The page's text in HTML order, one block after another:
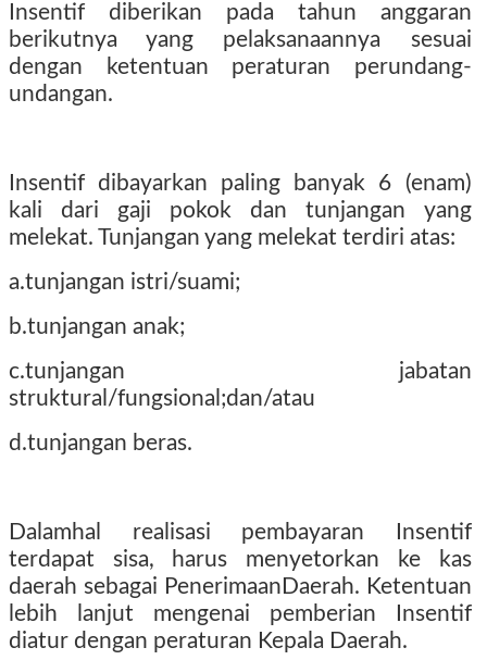
Insentif diberikan pada tahun anggaran
berikutnya yang pelaksanaannya sesuai
dengan ketentuan peraturan perundang-
undangan.
Insentif dibayarkan paling banyak 6 (enam)
kali dari gaji pokok dan tunjangan yang
melekat. Tunjangan yang melekat terdiri atas:
a.tunjangan istri/suami;
b.tunjangan anak;
c.tunjangan jabatan
struktural/fungsional;dan/atau
d.tunjangan beras.
Dalamhal realisasi pembayaran Insentif
terdapat sisa, harus menyetorkan ke kas
daerah sebagai PenerimaanDaerah. Ketentuan
lebih lanjut mengenai pemberian Insentif
diatur dengan peraturan Kepala Daerah.